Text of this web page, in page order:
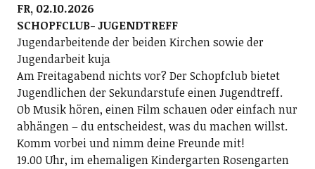
FR, 02.10.2026
SCHOPFCLUB- JUGENDTREFF
Jugendarbeitende der beiden Kirchen sowie der
Jugendarbeit kuja
Am Freitagabend nichts vor? Der Schopfclub bietet
Jugendlichen der Sekundarstufe einen Jugendtreff.
Ob Musik hören, einen Film schauen oder einfach nur
abhängen – du entscheidest, was du machen willst.
Komm vorbei und nimm deine Freunde mit!
19.00 Uhr, im ehemaligen Kindergarten Rosengarten